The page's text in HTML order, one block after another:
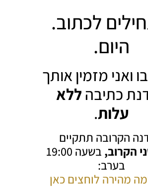
לכתוב.
היום.
ואני מזמין אותך
כתיבהללא
עלות.
הקרובה תתקיים
הקרוב,
בשעה 19:00
בערב:
מהירה לוחצים כאן